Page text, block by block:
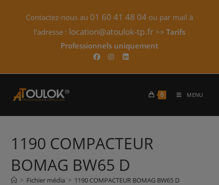
Contactez-nous au 01 60 41 48 04 ou par mail à
l'adresse : location@atoulok-tp.fr >> Tarifs
Professionnels uniquement​
0 MENU
1190 COMPACTEUR
BOMAG BW65 D
> Fichier média > 1190 COMPACTEUR BOMAG BW65 D